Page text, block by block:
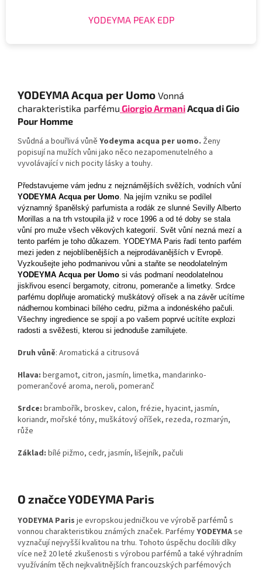
YODEYMA PEAK EDP
YODEYMA Acqua per Uomo Vonná
charakteristika parfému Giorgio ArmaniAcqua di Gio
Pour Homme
Svůdná a bouřlivá vůně Yodeyma acqua per uomo. Ženy
popisují na mužích vůni jako něco nezapomenutelného a
vyvolávající v nich pocity lásky a touhy.
Představujeme vám jednu z nejznámějších svěžích, vodních vůní
YODEYMA Acqua per Uomo. Na jejím vzniku se podílel
významný španělský parfumista a rodák ze slunné Sevilly Alberto
Morillas a na trh vstoupila již v roce 1996 a od té doby se stala
vůní pro muže všech věkových kategorií. Svět vůní nezná mezí a
tento parfém je toho důkazem. YODEYMA Paris řadí tento parfém
mezi jeden z nejoblíbenějších a nejprodávanějších v Evropě.
Vyzkoušejte jeho podmanivou vůni a staňte se neodolatelným
YODEYMA Acqua per Uomo si vás podmaní neodolatelnou
jiskřivou esencí bergamoty, citronu, pomeranče a limetky. Srdce
parfému doplňuje aromatický muškátový ořísek a na závěr ucítíme
nádhernou kombinaci bílého cedru, pižma a indonéského pačuli.
Všechny ingredience se spojí a po vašem poprvé ucítíte explozi
radosti a svěžesti, kterou si jednoduše zamilujete.
Druh vůně: Aromatická a citrusová
Hlava: bergamot, citron, jasmín, limetka, mandarinko-
pomerančové aroma, neroli, pomeranč
Srdce: brambořík, broskev, calon, frézie, hyacint, jasmín,
koriandr, mořské tóny, muškátový oříšek, rezeda, rozmarýn,
růže
Základ: bílé pižmo, cedr, jasmín, lišejník, pačuli
O značce YODEYMA Paris
YODEYMA Paris je evropskou jedničkou ve výrobě parfémů s
vonnou charakteristikou známých značek. ParfémyYODEYMAse
vyznačují nejvyšší kvalitou na trhu. Tohoto úspěchu docílili díky
více než 20 leté zkušenosti s výrobou parfémů a také výhradním
využíváním těch nejkvalitnějších francouzských parfémových